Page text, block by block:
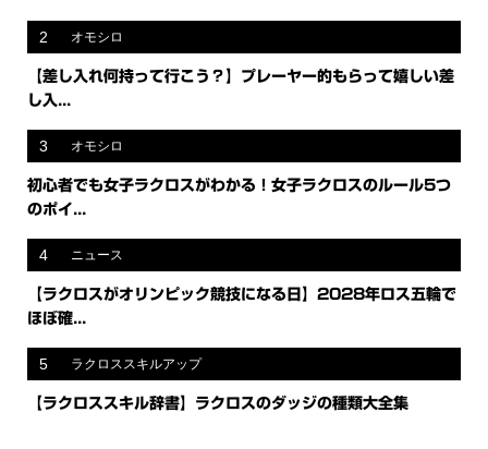
2 オモシロ
【差し入れ何持って行こう？】プレーヤー的もらって嬉しい差
し入...
3 オモシロ
初心者でも女子ラクロスがわかる！女子ラクロスのルール5つ
のポイ...
4 ニュース
【ラクロスがオリンピック競技になる日】2028年ロス五輪で
ほぼ確...
5 ラクロススキルアップ
【ラクロススキル辞書】ラクロスのダッジの種類大全集